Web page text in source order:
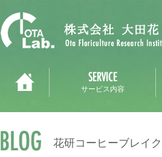
サービス内容
花研コーヒーブレイク